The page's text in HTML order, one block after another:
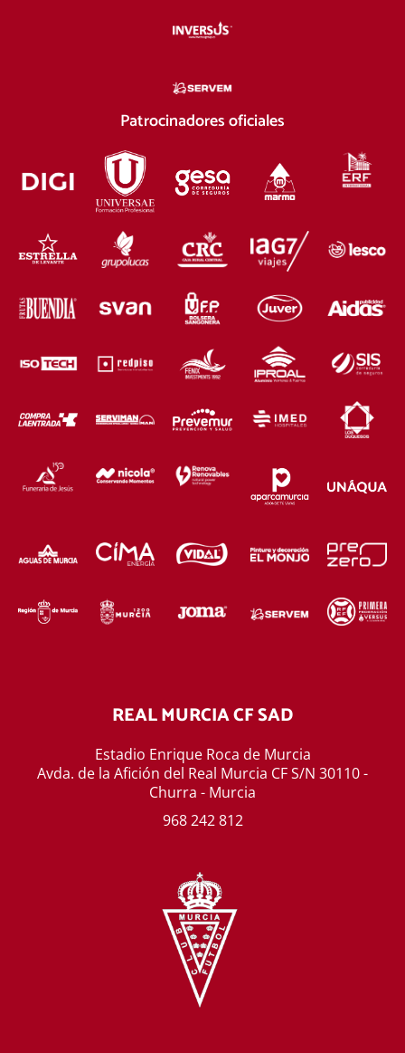
Patrocinadores oficiales
REAL MURCIA CF SAD
Estadio Enrique Roca de Murcia
Avda. de la Afición del Real Murcia CF S/N 30110 -
Churra - Murcia
968 242 812